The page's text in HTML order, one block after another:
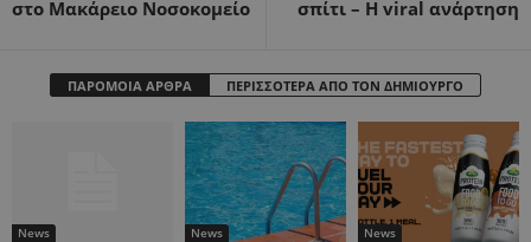
στο Μακάρειο Νοσοκομείο
σπίτι – H viral ανάρτηση
ΠΑΡΟΜΟΙΑ ΑΡΘΡΑ ΠΕΡΙΣΣΟΤΕΡΑ ΑΠΟ ΤΟΝ ΔΗΜΙΟΥΡΓΟ
News News News